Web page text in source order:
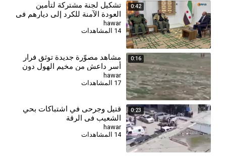
0:42
⁣تشكيل لجنة مشتركة لتأمين
العودة الآمنة للكرد إلى ديارهم في
الرقة
hawar
14 المشاهدات
0:16
مشاهد مصوّرة جديدة توثق فرار
أسر داعش من مخيم الهول دون
أي حراسة
hawar
17 المشاهدات
0:23
قتيل وجرحى في اشتباكات بحي
الشعيب في الرقة
hawar
14 المشاهدات